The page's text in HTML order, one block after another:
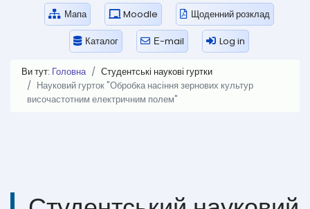
Мапа Moodle Щоденний розклад
Каталог Е-mail Log in
Ви тут: Головна
Студентські наукові гуртки
Науковий гурток "Обробка насіння зернових культур
височастотним електричним полем"